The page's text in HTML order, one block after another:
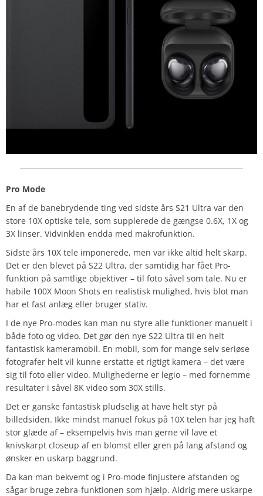
Pro Mode
En af de banebrydende ting ved sidste års S21 Ultra var den
store 10X optiske tele, som supplerede de gængse 0.6X, 1X og
3X linser. Vidvinklen endda med makrofunktion.
Sidste års 10X tele imponerede, men var ikke altid helt skarp.
Det er den blevet på S22 Ultra, der samtidig har fået Pro-
funktion på samtlige objektiver – til foto såvel som tale. Nu er
habile 100X Moon Shots en realistisk mulighed, hvis blot man
har et fast anlæg eller bruger stativ.
I de nye Pro-modes kan man nu styre alle funktioner manuelt i
både foto og video. Det gør den nye S22 Ultra til en helt
fantastisk kameramobil. En mobil, som for mange selv seriøse
fotografer helt vil kunne erstatte et rigtigt kamera – det være
sig til foto eller video. Mulighederne er legio – med fornemme
resultater i såvel 8K video som 30X stills.
Det er ganske fantastisk pludselig at have helt styr på
billedsiden. Ikke mindst manuel fokus på 10X telen har jeg haft
stor glæde af – eksempelvis hvis man gerne vil lave et
knivskarpt closeup af en blomst eller gren på lang afstand og
ønsker en uskarp baggrund.
Da kan man bekvemt og i Pro-mode finjustere afstanden og
sågar bruge zebra-funktionen som hjælp. Aldrig mere uskarpe